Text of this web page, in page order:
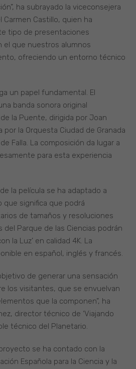
ha subrayado la viceconsejera
Carmen Castillo, quien ha
tipo de presentaciones
el que nuestros alumnos
ofreciendo un entorno técnico
un papel fundamental. El
banda sonora original
la Puente, dirigida por Joan
la Orquesta Ciudad de Granada
Falla. La composición da lugar a
para esta experiencia
la película se ha adaptado a
significa que podrá
de tamaños y resoluciones
del Parque de las Ciencias podrán
la Luz’ en calidad 4K. La
en español, inglés y francés.
de generar una sensación
los visitantes, que se envuelvan
que la componen”, ha
director técnico de ‘Viajando
técnico del Planetario.
se ha contado con la
Española para la Ciencia y la